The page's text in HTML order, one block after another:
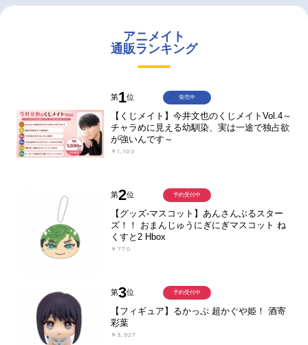
アニメイト
通販ランキング
第1位
【くじメイト】今井文也のくじメイトVol.4～
チャラめに見える幼馴染、実は一途で独占欲
が強いんです～
￥1,100
発売中
第2位
【グッズ-マスコット】あんさんぶるスター
ズ！！ おまんじゅうにぎにぎマスコット ね
くすと2 Hbox
￥770
予約受付中
第3位
【フィギュア】るかっぷ 超かぐや姫！ 酒寄
彩葉
￥3,927
予約受付中